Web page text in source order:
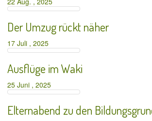
Der Umzug rückt näher
17 Juli , 2025
Ausflüge im Waki
25 Juni , 2025
Elternabend zu den